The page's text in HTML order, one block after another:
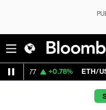
ETH/USD 1,916.615